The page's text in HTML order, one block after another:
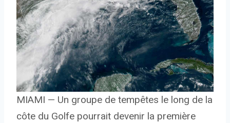
MIAMI — Un groupe de tempêtes le long de la
côte du Golfe pourrait devenir la première